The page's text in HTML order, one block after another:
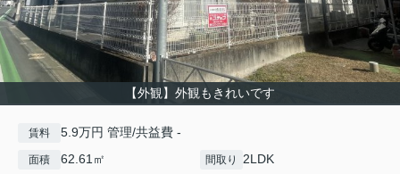
【外観】外観もきれいです
賃料 5.9万円 管理/共益費 -
面積 62.61㎡ 間取り 2LDK